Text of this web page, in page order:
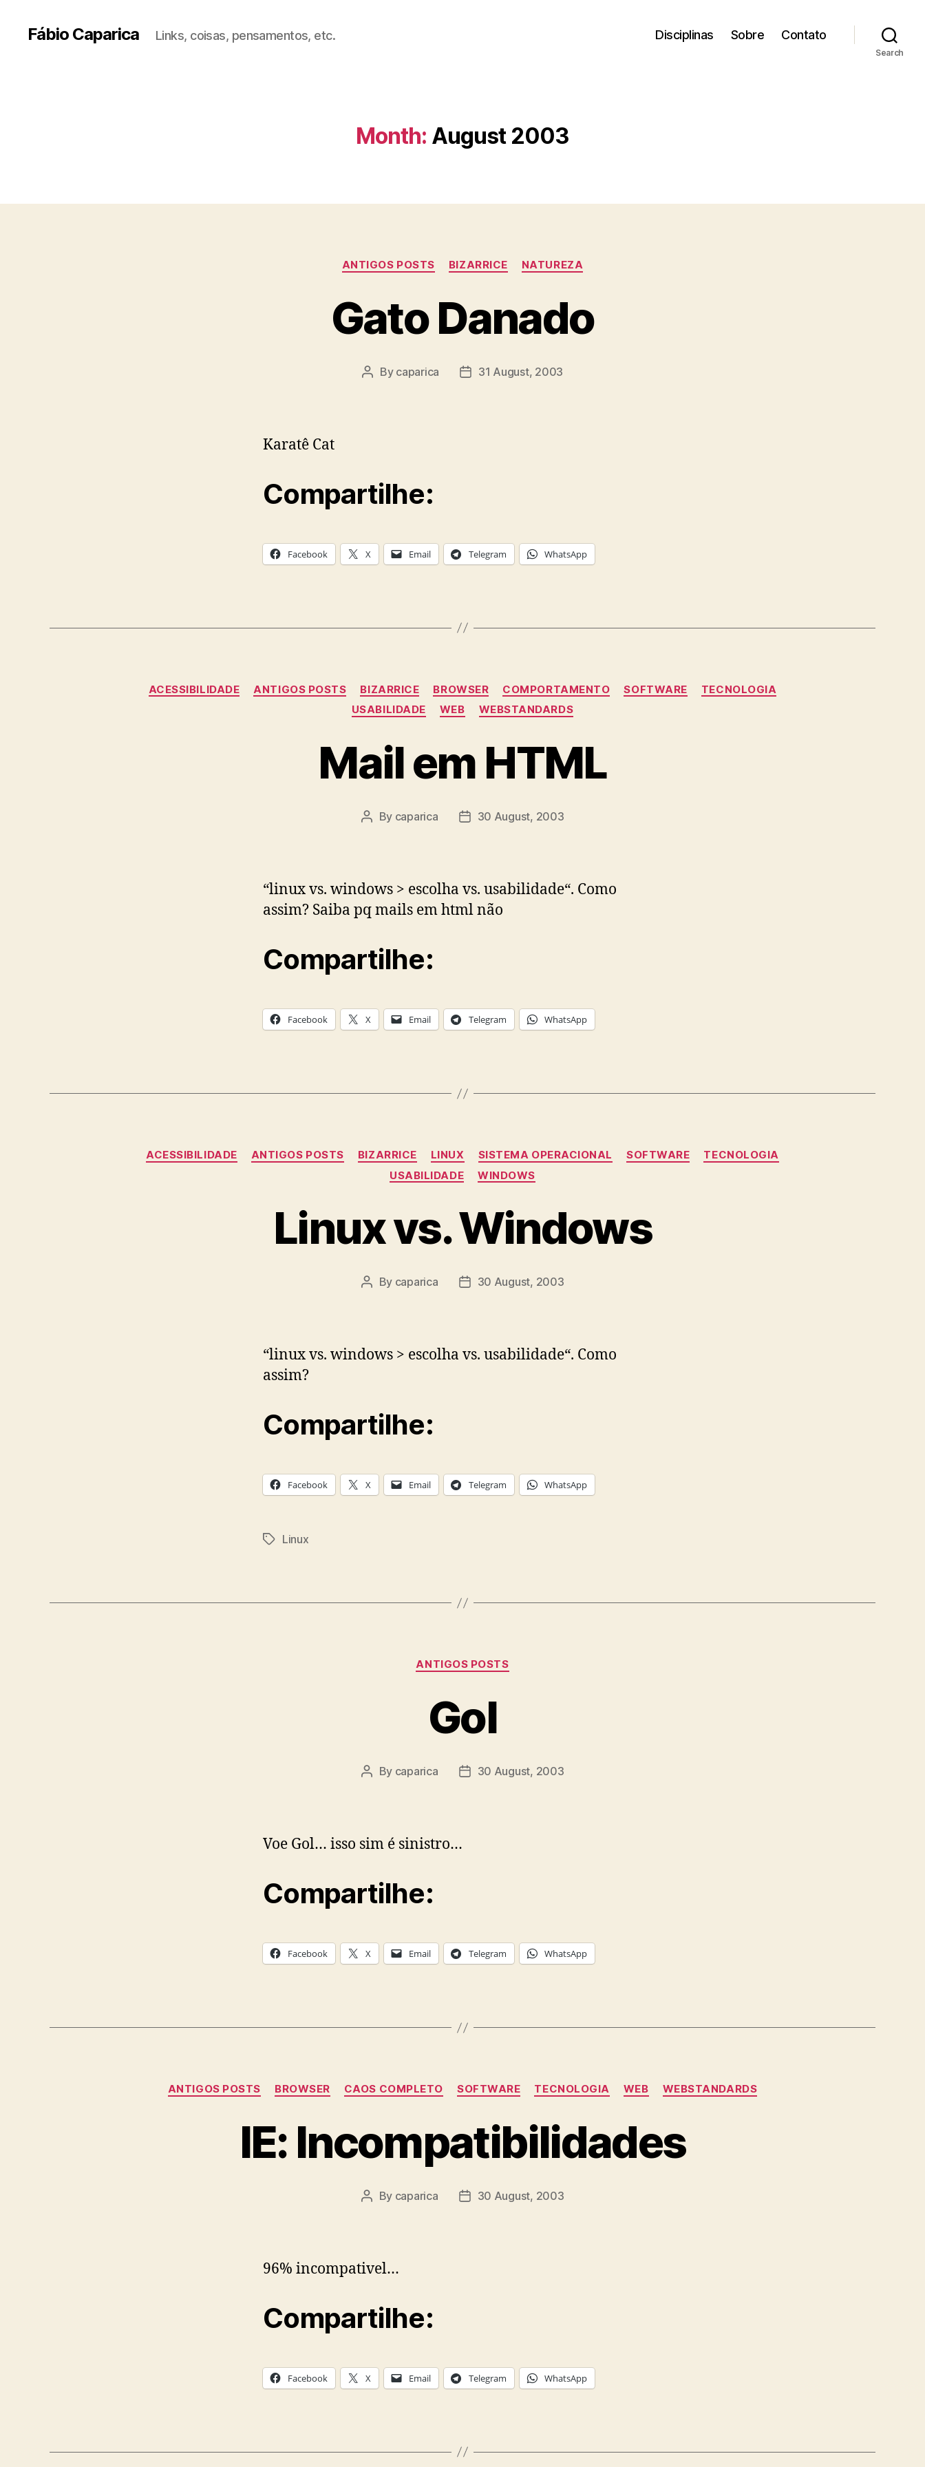
Fábio Caparica Links, coisas, pensamentos, etc. Disciplinas Sobre Contato
Search
Month: August 2003
Categories
ANTIGOS POSTS BIZARRICE NATUREZA
Gato Danado
Post
By caparica
Post31 August, 2003
Karatê Cat
Compartilhe:
Facebook X Email Telegram WhatsApp
Categories
ACESSIBILIDADE ANTIGOS POSTS BIZARRICE BROWSER COMPORTAMENTO SOFTWARE
TECNOLOGIA
USABILIDADE
WEB WEBSTANDARDS
Mail em HTML
Post
By caparica
Post30 August, 2003
“linux vs. windows > escolha vs. usabilidade“. Como
assim? Saiba pq mails em html não
Compartilhe:
Facebook X Email Telegram WhatsApp
Categories
ACESSIBILIDADE ANTIGOS POSTS BIZARRICE LINUX SISTEMA OPERACIONAL SOFTWARE
TECNOLOGIA
USABILIDADE
WINDOWS
Linux vs. Windows
Post
By caparica
Post30 August, 2003
“linux vs. windows > escolha vs. usabilidade“. Como
assim?
Compartilhe:
Facebook X Email Telegram WhatsApp
TagsLinux
Categories
ANTIGOS POSTS
Gol
Post
By caparica
Post30 August, 2003
Voe Gol… isso sim é sinistro…
Compartilhe:
Facebook X Email Telegram WhatsApp
Categories
ANTIGOS POSTS BROWSER CAOS COMPLETO SOFTWARE TECNOLOGIA WEB WEBSTANDARDS
IE: Incompatibilidades
Post
By caparica
Post30 August, 2003
96% incompativel…
Compartilhe:
Facebook X Email Telegram WhatsApp